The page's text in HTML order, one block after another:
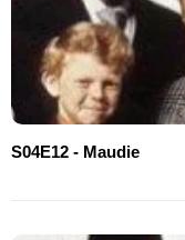
S04E12 - Maudie